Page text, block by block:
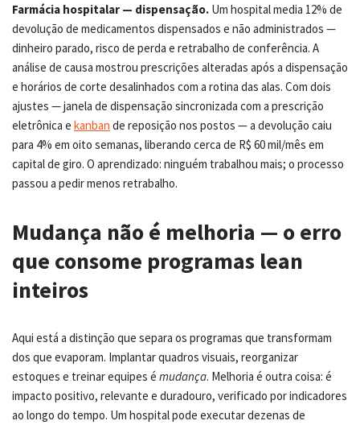
Farmácia hospitalar — dispensação. Um hospital media 12% de
devolução de medicamentos dispensados e não administrados —
dinheiro parado, risco de perda e retrabalho de conferência. A
análise de causa mostrou prescrições alteradas após a dispensação
e horários de corte desalinhados com a rotina das alas. Com dois
ajustes — janela de dispensação sincronizada com a prescrição
eletrônica e kanban de reposição nos postos — a devolução caiu
para 4% em oito semanas, liberando cerca de R$ 60 mil/mês em
capital de giro. O aprendizado: ninguém trabalhou mais; o processo
passou a pedir menos retrabalho.
Mudança não é melhoria — o erro
que consome programas lean
inteiros
Aqui está a distinção que separa os programas que transformam
dos que evaporam. Implantar quadros visuais, reorganizar
estoques e treinar equipes é mudança. Melhoria é outra coisa: é
impacto positivo, relevante e duradouro, verificado por indicadores
ao longo do tempo. Um hospital pode executar dezenas de